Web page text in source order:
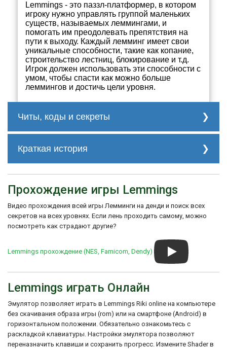
Lemmings - это паззл-платформер, в котором
игроку нужно управлять группой маленьких
существ, называемых леммингами, и
помогать им преодолевать препятствия на
пути к выходу. Каждый лемминг имеет свои
уникальные способности, такие как копание,
строительство лестниц, блокирование и т.д.
Игрок должен использовать эти способности с
умом, чтобы спасти как можно больше
леммингов и достичь цели уровня.
Читы, коды и секреты
Краткая история
отзывов за свою оригинальность и
увлекательность. Впоследствии она была
портирована на различные платформы,
включая Sega Mega Drive, Super Nintendo,
PlayStation и другие.
Хотя Lemmings не была выпущена на
NES, консоль все же имела свои
собственные популярные
платформенные игры, такие как Super
стали классикой и до сих пор любимыми
среди игроков.
Прохождение игры Lemmings
Видео прохождения всей игры Лемминги на денди и поиск всех
секретов на всех уровнях. Если лень проходить самому, можно
посмотреть как страдают другие?
Lemmings прохождение (NES, Famicom, Dendy)
Lemmings играть Онлайн
Эмулятор позволяет играть в Lemmings Riki online на компьютере
без скачивания образа игры (rom) или на смартфоне (Android) в
горизонтальном положении. Обязательно ознакомьтесь с
раскладкой клавиатуры. Настройки эмулятора позволяют
переназначить клавиши и сохранить прогресс. Измените Shader в